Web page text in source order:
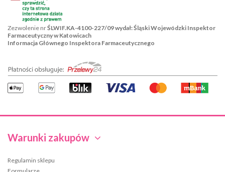
Warunki zakupów
Regulamin sklepu
Zezwolenie nrŚLWIF.KA-4100-227/09 wydał: Śląski Wojewódzki Inspektor
Farmaceutyczny w Katowicach
Informacja Głównego Inspektora Farmaceutycznego